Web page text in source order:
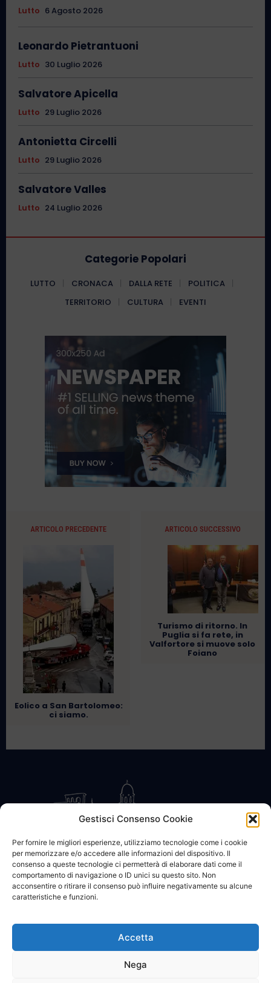
Gestisci Consenso Cookie
Per fornire le migliori esperienze, utilizziamo tecnologie come i cookie
per memorizzare e/o accedere alle informazioni del dispositivo. Il
consenso a queste tecnologie ci permetterà di elaborare dati come il
comportamento di navigazione o ID unici su questo sito. Non
acconsentire o ritirare il consenso può influire negativamente su alcune
caratteristiche e funzioni.
Accetta
Nega
Lutto 6 Agosto 2026
Leonardo Pietrantuoni
Lutto 30 Luglio 2026
Salvatore Apicella
Lutto 29 Luglio 2026
Antonietta Circelli
Lutto 29 Luglio 2026
Salvatore Valles
Lutto 24 Luglio 2026
Categorie Popolari
LUTTO CRONACA DALLA RETE
POLITICA
TERRITORIO
CULTURA EVENTI
ARTICOLO PRECEDENTE
Eolico a San Bartolomeo:
ci siamo.
ARTICOLO SUCCESSIVO
Turismo di ritorno. In
Puglia si fa rete, in
Valfortore si muove solo
Foiano
CONTATTACI COOKIE POLICY PRIVACY
© 2002 - 2026 SanBartolomeo.info :::: powered by Go Web snc |